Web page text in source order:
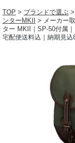
TOP > ブランドで選ぶ >
ンターMKII
> メーカー
ター MKII｜SP-50付属
宅配便送料込｜納期見込